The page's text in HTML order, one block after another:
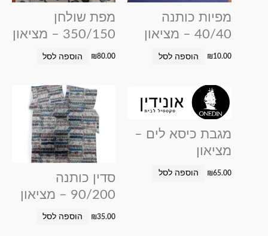
מפיות כותנה
40/40 – מציאון
₪ 10.00 הוספה לסל
מפת שולחן
350/150 – מציאון
₪80.00 הוספה לסל
מגבת כיסא לים –
מציאון
₪65.00 הוספה לסל
סדין כותנה
90/200 – מציאון
₪35.00 הוספה לסל